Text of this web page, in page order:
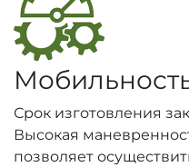
Срок изготовления
Высокая
позволяет